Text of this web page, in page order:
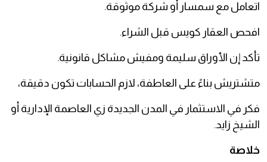
اتعامل مع سمسار أو شركة موثوقة.
افحص العقار كويس قبل الشراء.
تأكد إن الأوراق سليمة ومفيش مشاكل قانونية.
متشتريش بناءً على العاطفة، لازم الحسابات تكون دقيقة،
فكر في الاستثمار في المدن الجديدة زي العاصمة الإدارية أو
الشيخ زايد.
خلاصة